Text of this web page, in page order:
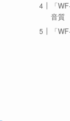
「
音質
「